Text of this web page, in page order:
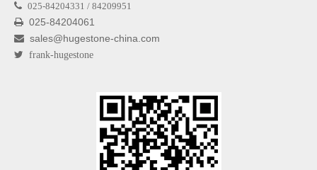
 025-84204331 / 84209951
 025-84204061
 sales@hugestone-china.com
 frank-hugestone